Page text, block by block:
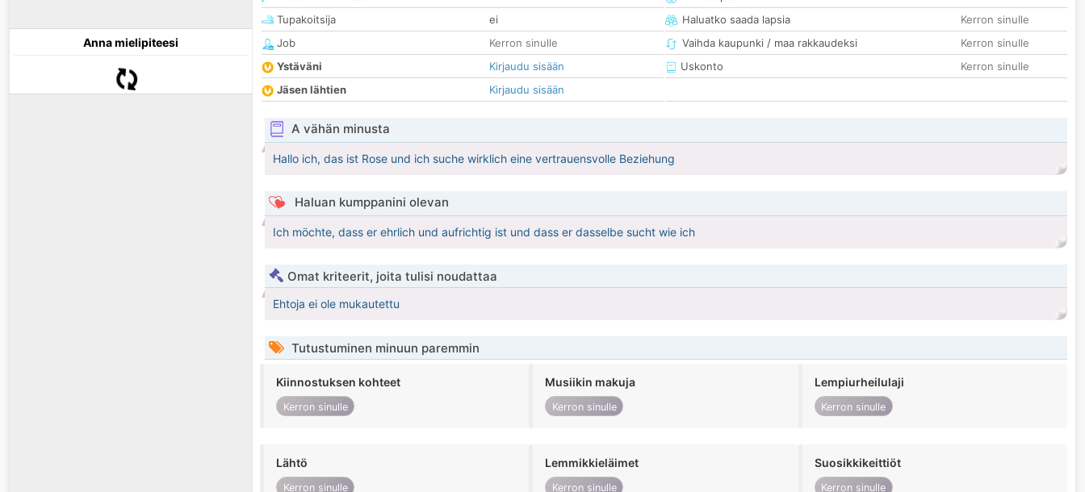
Anna mielipiteesi
Tupakoitsija
ei
Job
Kerron sinulle
Ystäväni
Kirjaudu sisään
Jäsen lähtien
Kirjaudu sisään
Haluatko saada lapsia
Kerron sinulle
Vaihda kaupunki / maa rakkaudeksi
Kerron sinulle
Uskonto
Kerron sinulle
A vähän minusta
Hallo ich, das ist Rose und ich suche wirklich eine vertrauensvolle Beziehung
Haluan kumppanini olevan
Ich möchte, dass er ehrlich und aufrichtig ist und dass er dasselbe sucht wie ich
Omat kriteerit, joita tulisi noudattaa
Ehtoja ei ole mukautettu
Tutustuminen minuun paremmin
Kiinnostuksen kohteet
Kerron sinulle
Musiikin makuja
Kerron sinulle
Lempiurheilulaji
Kerron sinulle
Lähtö
Kerron sinulle
Lemmikkieläimet
Kerron sinulle
Suosikkikeittiöt
Kerron sinulle